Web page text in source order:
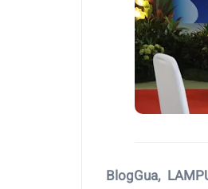
BlogGua,